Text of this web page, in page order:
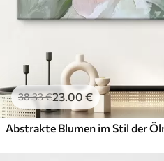
38.33€23.00 €
Abstrakte Blumen im Stil der